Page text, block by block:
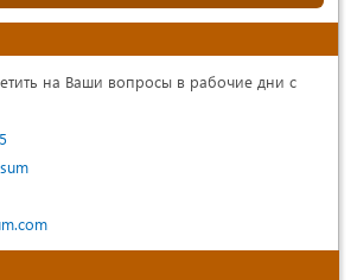
на Ваши вопросы в рабочие дни с